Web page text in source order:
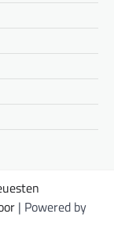
| Powered by